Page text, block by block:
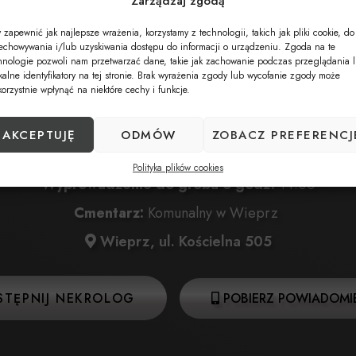
zapewnić jak najlepsze wrażenia, korzystamy z technologii, takich jak pliki cookie, do
i/lub uzyskiwania dostępu do informacji o urządzeniu. Zgoda na te
pozwoli nam przetwarzać dane, takie jak zachowanie podczas przeglądania
identyfikatory na tej stronie. Brak wyrażenia zgody lub wycofanie zgody może
wpłynąć na niektóre cechy i funkcje.
AKCEPTUJĘ ODMÓW ZOBACZ
Polityka plików cookies
Data pogrzebu:23.01.2026
23.01.2026 o godz. 12:30 w Kościele Parafialnym w
Wieprz, ul. Kościelna 680
23.01.2026 o godz. 13:00 w Kościele Parafialnym
Wyprowadzenie do grobu o godz.14:00
Cmentarz: Komunalny w Wieprz
Wieprz, ul. Kościelna 505
NEKROLOG POBIERZ